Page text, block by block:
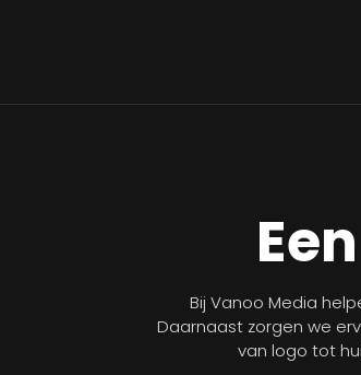
Bij Vanoo Media
Daarnaast zorgen we
van logo tot